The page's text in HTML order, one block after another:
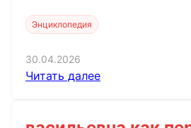
Энциклопедия
30.04.2026
Читать далее